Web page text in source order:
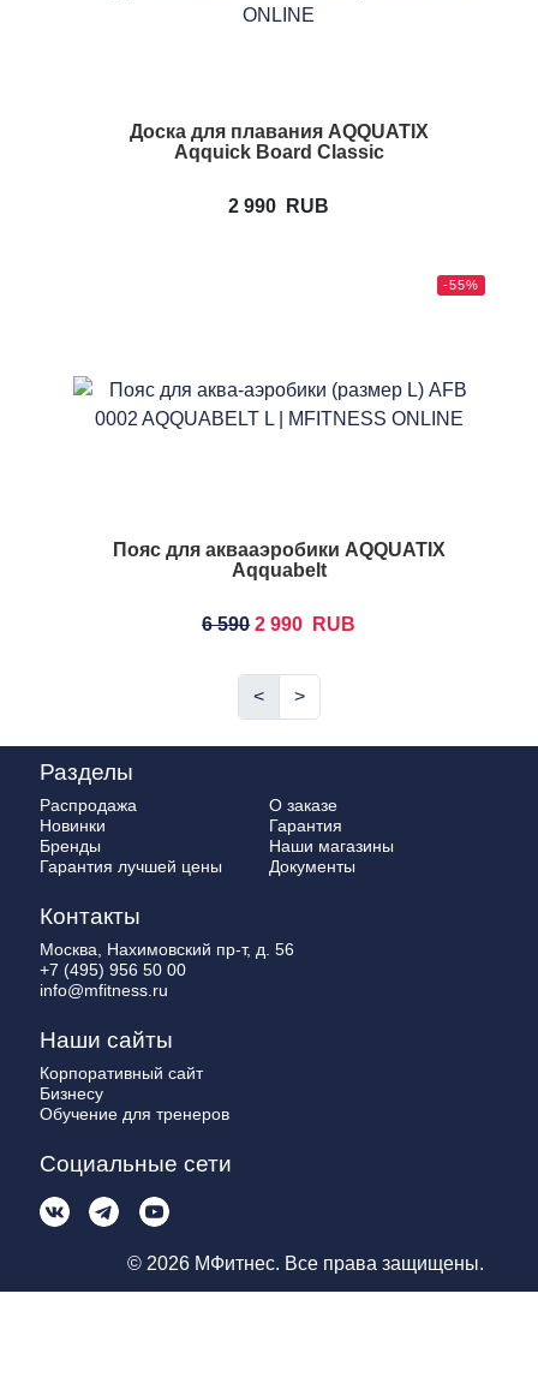
Доска для плавания AQQUATIX
Aqquick Board Classic
2 990 RUB
-55%
Пояс для аквааэробики AQQUATIX
Aqquabelt
6 590 2 990 RUB
< >
Разделы
Распродажа
Новинки
Бренды
Гарантия лучшей цены
О заказе
Гарантия
Наши магазины
Документы
Контакты
Москва, Нахимовский пр-т, д. 56
+7 (495) 956 50 00
info@mfitness.ru
Наши сайты
Корпоративный сайт
Бизнесу
Обучение для тренеров
Социальные сети
© 2026 МФитнес. Все права защищены.